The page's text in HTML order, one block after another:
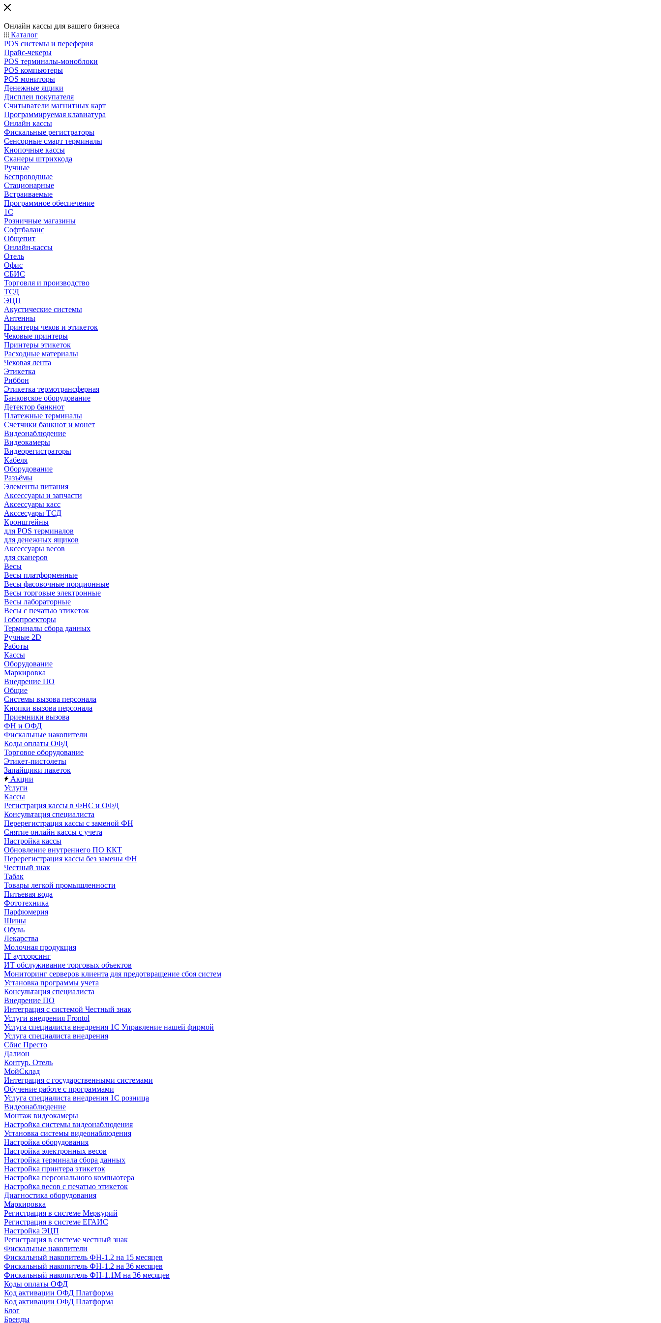
Онлайн кассы для вашего бизнеса
Каталог
POS системы и переферия
Прайс-чекеры
POS терминалы-моноблоки
POS компьютеры
POS мониторы
Денежные ящики
Дисплеи покупателя
Считыватели магнитных карт
Программируемая клавиатура
Онлайн кассы
Фискальные регистраторы
Сенсорные смарт терминалы
Кнопочные кассы
Сканеры штрихкода
Ручные
Беспроводные
Стационарные
Встраиваемые
Программное обеспечение
1С
Розничные магазины
Софтбаланс
Общепит
Онлайн-кассы
Отель
Офис
СБИС
Торговля и производство
ТСД
ЭЦП
Акустические системы
Антенны
Принтеры чеков и этикеток
Чековые принтеры
Принтеры этикеток
Расходные материалы
Чековая лента
Этикетка
Риббон
Этикетка термотрансферная
Банковское оборудование
Детектор банкнот
Платежные терминалы
Счетчики банкнот и монет
Видеонаблюдение
Видеокамеры
Видеорегистраторы
Кабеля
Оборудование
Разъёмы
Элементы питания
Аксессуары и запчасти
Аксессуары касс
Акссесуары ТСД
Кронштейны
для POS терминалов
для денежных ящиков
Аксессуары весов
для сканеров
Весы
Весы платформенные
Весы фасовочные порционные
Весы торговые электронные
Весы лабораторные
Весы с печатью этикеток
Гобопроекторы
Терминалы сбора данных
Ручные 2D
Работы
Кассы
Оборудование
Маркировка
Внедрение ПО
Общие
Системы вызова персонала
Кнопки вызова персонала
Приемники вызова
ФН и ОФД
Фискальные накопители
Коды оплаты ОФД
Торговое оборудование
Этикет-пистолеты
Запайщики пакеток
Акции
Услуги
Кассы
Регистрация кассы в ФНС и ОФД
Консультация специалиста
Перерегистрация кассы с заменой ФН
Снятие онлайн кассы с учета
Настройка кассы
Обновление внутреннего ПО ККТ
Перерегистрация кассы без замены ФН
Честный знак
Табак
Товары легкой промышленности
Питьевая вода
Фототехника
Парфюмерия
Шины
Обувь
Лекарства
Молочная продукция
IT аутсорсинг
ИТ обслуживание торговых объектов
Мониторинг серверов клиента для предотвращение сбоя систем
Установка программы учета
Консультация специалиста
Внедрение ПО
Интеграция с системой Честный знак
Услуги внедрения Frontol
Услуга специалиста внедрения 1С Управление нашей фирмой
Услуга специалиста внедрения
Сбис Престо
Далион
Контур. Отель
МойСклад
Интеграция с государственными системами
Обучение работе с программами
Услуга специалиста внедрения 1С розница
Видеонаблюдение
Монтаж видеокамеры
Настройка системы видеонаблюдения
Установка системы видеонаблюдения
Настройка оборудования
Настройка электронных весов
Настройка терминала сбора данных
Настройка принтера этикеток
Настройка персонального компьютера
Настройка весов с печатью этикеток
Диагностика оборудования
Маркировка
Регистрация в системе Меркурий
Регистрация в системе ЕГАИС
Настройка ЭЦП
Регистрация в системе честный знак
Фискальные накопители
Фискальный накопитель ФН-1.2 на 15 месяцев
Фискальный накопитель ФН-1.2 на 36 месяцев
Фискальный накопитель ФН-1.1М на 36 месяцев
Коды оплаты ОФД
Код активации ОФД Платформа
Код активации ОФД Платформа
Блог
Бренды